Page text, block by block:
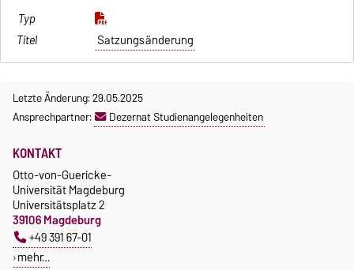
Satzungsänderung
Letzte Änderung: 29.05.2025
Ansprechpartner:
Dezernat Studienangelegenheiten
KONTAKT
Otto-von-Guericke-
Universität Magdeburg
Universitätsplatz 2
39106 Magdeburg
+49 391 67-01
mehr…